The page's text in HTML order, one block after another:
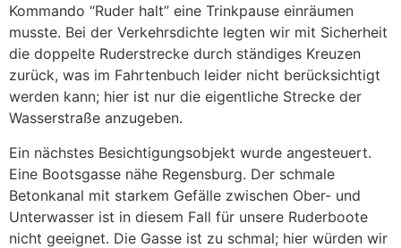
Kommando “Ruder halt” eine Trinkpause einräumen
musste. Bei der Verkehrsdichte legten wir mit Sicherheit
die doppelte Ruderstrecke durch ständiges Kreuzen
zurück, was im Fahrtenbuch leider nicht berücksichtigt
werden kann; hier ist nur die eigentliche Strecke der
Wasserstraße anzugeben.
Ein nächstes Besichtigungsobjekt wurde angesteuert.
Eine Bootsgasse nähe Regensburg. Der schmale
Betonkanal mit starkem Gefälle zwischen Ober- und
Unterwasser ist in diesem Fall für unsere Ruderboote
nicht geeignet. Die Gasse ist zu schmal; hier würden wir